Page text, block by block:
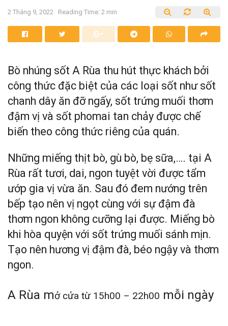
2 Tháng 9, 2022 Reading Time: 2 min
Bò nhúng sốt A Rùa thu hút thực khách bởi
công thức đặc biệt của các loại sốt như sốt
chanh dây ăn đỡ ngấy, sốt trứng muối thơm
đậm vị và sốt phomai tan chảy được chế
biến theo công thức riêng của quán.
Những miếng thịt bò, gù bò, bẹ sữa,…. tại A
Rùa rất tươi, dai, ngon tuyệt vời được tẩm
ướp gia vị vừa ăn. Sau đó đem nướng trên
bếp tạo nên vị ngọt cùng với sự đậm đà
thơm ngon không cưỡng lại được. Miếng bò
khi hòa quyện với sốt trứng muối sánh mịn.
Tạo nên hương vị đậm đà, béo ngậy và thơm
ngon.
A Rùa mở cửa từ 15h00 – 22h00 mỗi ngày